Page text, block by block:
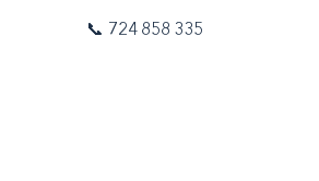
📞 724 858 335